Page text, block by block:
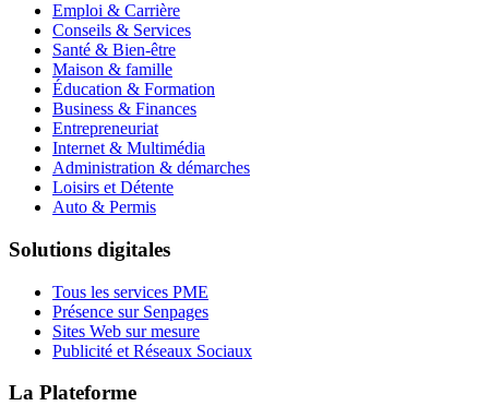
Emploi & Carrière
Conseils & Services
Santé & Bien-être
Maison & famille
Éducation & Formation
Business & Finances
Entrepreneuriat
Internet & Multimédia
Administration & démarches
Loisirs et Détente
Auto & Permis
Solutions digitales
Tous les services PME
Présence sur Senpages
Sites Web sur mesure
Publicité et Réseaux Sociaux
La Plateforme